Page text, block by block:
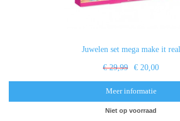
Juwelen set mega make it real
€ 29,99 € 20,00
Meer informatie
Niet op voorraad